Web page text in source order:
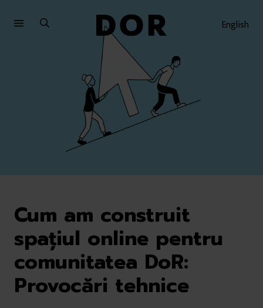
English
Cum am construit
spațiul online pentru
comunitatea DoR:
Provocări tehnice